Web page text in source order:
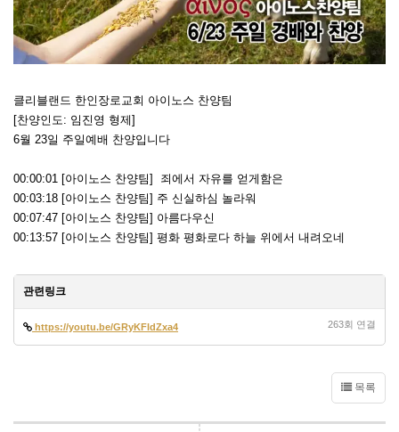
클리블랜드 한인장로교회 아이노스 찬양팀
[찬양인도: 임진영 형제]
6월 23일 주일예배 찬양입니다
00:00:01 [아이노스 찬양팀] 죄에서 자유를 얻게함은
00:03:18 [아이노스 찬양팀] 주 신실하심 놀라워
00:07:47 [아이노스 찬양팀] 아름다우신
00:13:57 [아이노스 찬양팀] 평화 평화로다 하늘 위에서 내려오네
관련링크
https://youtu.be/GRyKFldZxa4 263회 연결
목록